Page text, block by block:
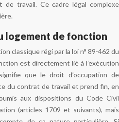
de travail. Ce cadre légal complexe
logement de fonction
classique régi par la loi n° 89-462 du
est directement lié à l’exécution
que le droit d’occupation de
du contrat de travail et prend fin, en
aux dispositions du Code Civil
(articles 1709 et suivants), mais